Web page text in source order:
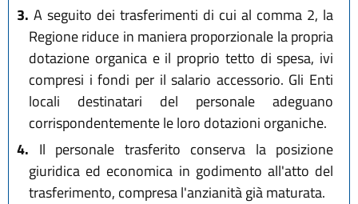
3. A seguito dei trasferimenti di cui al comma 2, la
Regione riduce in maniera proporzionale la propria
dotazione organica e il proprio tetto di spesa, ivi
compresi i fondi per il salario accessorio. Gli Enti
locali destinatari del personale adeguano
corrispondentemente le loro dotazioni organiche.
4. Il personale trasferito conserva la posizione
giuridica ed economica in godimento all'atto del
trasferimento, compresa l'anzianità già maturata.